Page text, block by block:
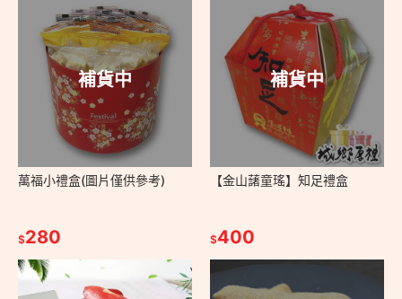
補貨中
萬福小禮盒(圖片僅供參考)
$280
補貨中
【金山藷童瑤】知足禮盒
$400